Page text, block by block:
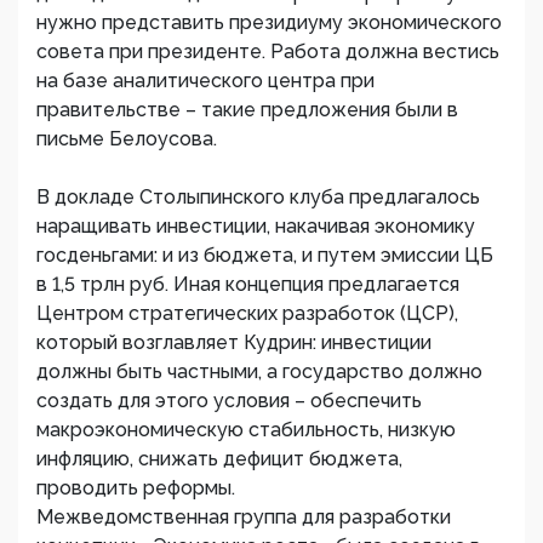
нужно представить президиуму экономического
совета при президенте. Работа должна вестись
на базе аналитического центра при
правительстве – такие предложения были в
письме Белоусова.
В докладе Столыпинского клуба предлагалось
наращивать инвестиции, накачивая экономику
госденьгами: и из бюджета, и путем эмиссии ЦБ
в 1,5 трлн руб. Иная концепция предлагается
Центром стратегических разработок (ЦСР),
который возглавляет Кудрин: инвестиции
должны быть частными, а государство должно
создать для этого условия – обеспечить
макроэкономическую стабильность, низкую
инфляцию, снижать дефицит бюджета,
проводить реформы.
Межведомственная группа для разработки